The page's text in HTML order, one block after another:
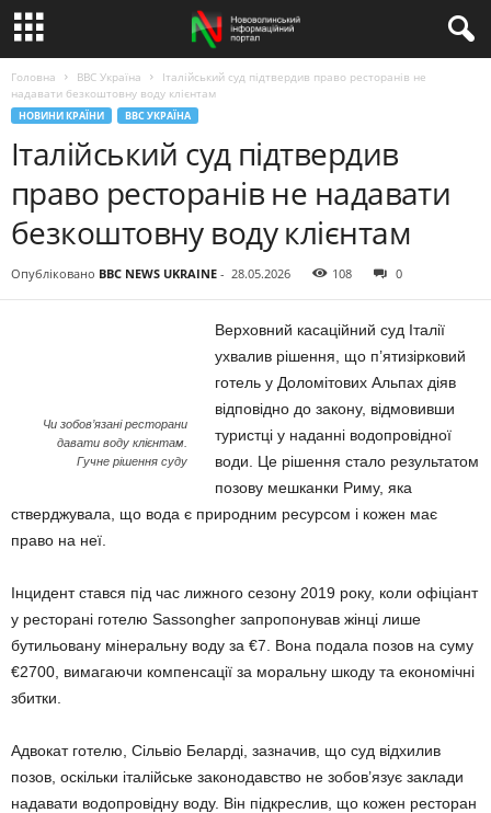
Головна BBC Україна
Італійський суд підтвердив право ресторанів не
надавати безкоштовну воду клієнтам
НОВИНИ КРАЇНИ BBC УКРАЇНА
Італійський суд підтвердив
право ресторанів не надавати
безкоштовну воду клієнтам
Опубліковано BBC NEWS UKRAINE - 28.05.2026 108 0
Чи зобов’язані ресторани
давати воду клієнтам.
Гучне рішення суду
Верховний касаційний суд Італії
ухвалив рішення, що п’ятизірковий
готель у Доломітових Альпах діяв
відповідно до закону, відмовивши
туристці у наданні водопровідної
води. Це рішення стало результатом
позову мешканки Риму, яка
стверджувала, що вода є природним ресурсом і кожен має
право на неї.
Інцидент стався під час лижного сезону 2019 року, коли офіціант
у ресторані готелю Sassongher запропонував жінці лише
бутильовану мінеральну воду за €7. Вона подала позов на суму
€2700, вимагаючи компенсації за моральну шкоду та економічні
збитки.
Адвокат готелю, Сільвіо Беларді, зазначив, що суд відхилив
позов, оскільки італійське законодавство не зобов’язує заклади
надавати водопровідну воду. Він підкреслив, що кожен ресторан